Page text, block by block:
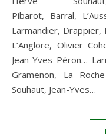
Pibarot, Barral,
Larmandier, Drappier,
L’Anglore, Olivier
Jean-Yves Péron…
Gramenon, La
Souhaut, Jean-Yves…